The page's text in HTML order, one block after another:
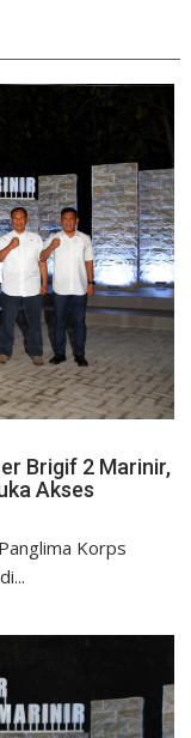
Brigif 2 Marinir,
Akses
Korps